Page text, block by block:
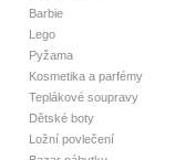
Barbie
Lego
Pyžama
Kosmetika a parfémy
Teplákové soupravy
Dětské boty
Ložní povlečení